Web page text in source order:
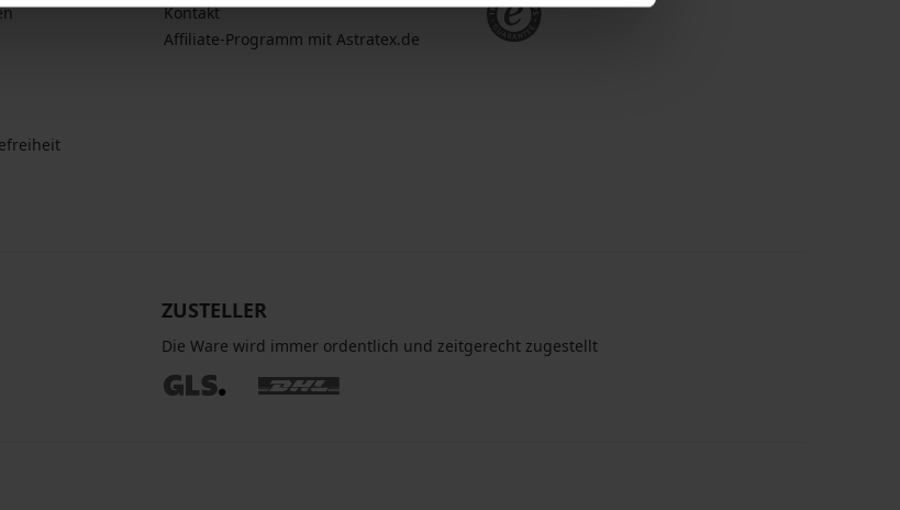
Kontakt
Affiliate-Programm mit Astratex.de
ZUSTELLER
Die Ware wird immer ordentlich und zeitgerecht zugestellt